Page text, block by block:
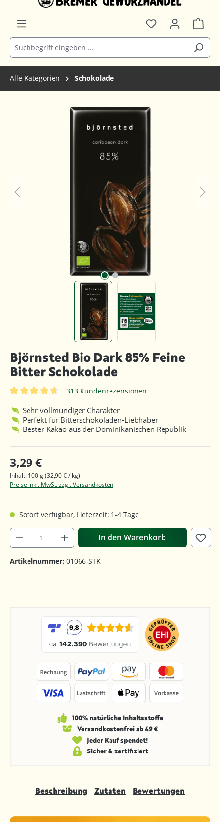
Alle Kategorien Schokolade
Bildergalerie überspringen
Björnsted Bio Dark 85% Feine
Bitter Schokolade
313 Kundenrezensionen
Sehr vollmundiger Charakter
Perfekt für Bitterschokoladen-Liebhaber
Bester Kakao aus der Dominikanischen Republik
3,29 €
Inhalt: 100 g(32,90 € / kg)
Preise inkl. MwSt. zzgl. Versandkosten
Sofort verfügbar, Lieferzeit: 1-4 Tage
In den Warenkorb
Artikelnummer: 01066-STK
100% natürliche Inhaltsstoffe
Versandkosten­frei ab 49 €
Jeder Kauf spendet!
Sicher & zertifiziert
Beschreibung Zutaten Bewertungen